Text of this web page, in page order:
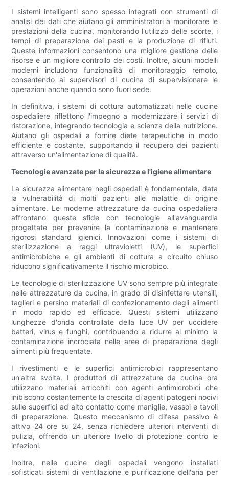
I sistemi intelligenti sono spesso integrati con strumenti di
analisi dei dati che aiutano gli amministratori a monitorare le
prestazioni della cucina, monitorando l'utilizzo delle scorte, i
tempi di preparazione dei pasti e la produzione di rifiuti.
Queste informazioni consentono una migliore gestione delle
risorse e un migliore controllo dei costi. Inoltre, alcuni modelli
moderni includono funzionalità di monitoraggio remoto,
consentendo ai supervisori di cucina di supervisionare le
operazioni anche quando sono fuori sede.
In definitiva, i sistemi di cottura automatizzati nelle cucine
ospedaliere riflettono l'impegno a modernizzare i servizi di
ristorazione, integrando tecnologia e scienza della nutrizione.
Aiutano gli ospedali a fornire diete terapeutiche in modo
efficiente e costante, supportando il recupero dei pazienti
attraverso un'alimentazione di qualità.
Tecnologie avanzate per la sicurezza e l'igiene alimentare
La sicurezza alimentare negli ospedali è fondamentale, data
la vulnerabilità di molti pazienti alle malattie di origine
alimentare. Le moderne attrezzature da cucina ospedaliera
affrontano queste sfide con tecnologie all'avanguardia
progettate per prevenire la contaminazione e mantenere
rigorosi standard igienici. Innovazioni come i sistemi di
sterilizzazione a raggi ultravioletti (UV), le superfici
antimicrobiche e gli ambienti di cottura a circuito chiuso
riducono significativamente il rischio microbico.
Le tecnologie di sterilizzazione UV sono sempre più integrate
nelle attrezzature da cucina, in grado di disinfettare utensili,
taglieri e persino materiali di confezionamento degli alimenti
in modo rapido ed efficace. Questi sistemi utilizzano
lunghezze d'onda controllate della luce UV per uccidere
batteri, virus e funghi, contribuendo a ridurre al minimo la
contaminazione incrociata nelle aree di preparazione degli
alimenti più frequentate.
I rivestimenti e le superfici antimicrobici rappresentano
un'altra svolta. I produttori di attrezzature da cucina ora
utilizzano materiali arricchiti con agenti antimicrobici che
inibiscono costantemente la crescita di agenti patogeni nocivi
sulle superfici ad alto contatto come maniglie, vassoi e tavoli
di preparazione. Questo meccanismo di difesa passivo è
attivo 24 ore su 24, senza richiedere ulteriori interventi di
pulizia, offrendo un ulteriore livello di protezione contro le
infezioni.
Inoltre, nelle cucine degli ospedali vengono installati
sofisticati sistemi di ventilazione e purificazione dell'aria per